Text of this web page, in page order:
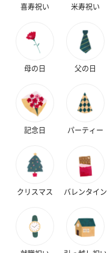
喜寿祝い 米寿祝い
母の日 父の日
記念日 パーティー
クリスマス バレンタイン